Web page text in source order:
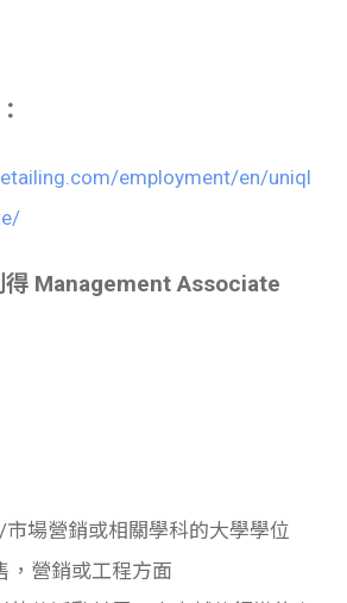
employment/en/uniql
Management Associate
場營銷或相關學科的大學學位
，營銷或工程方面